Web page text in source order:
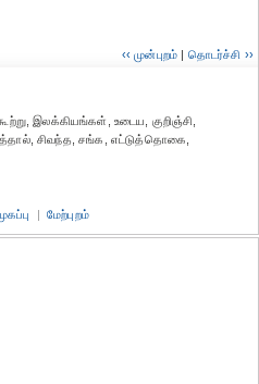
‹‹ முன்புறம் | தொடர்ச்சி ››
இலக்கியங்கள், உடைய, குறிஞ்சி,
சிவந்த, சங்க, எட்டுத்தொகை,
| மேற்புறம்